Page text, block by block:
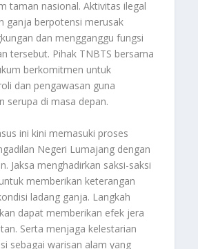
taman nasional. Aktivitas ilegal
ganja berpotensi merusak
dan mengganggu fungsi
tersebut. Pihak TNBTS bersama
berkomitmen untuk
dan pengawasan guna
serupa di masa depan.
ini kini memasuki proses
Negeri Lumajang dengan
Jaksa menghadirkan saksi-saksi
memberikan keterangan
ladang ganja. Langkah
dapat memberikan efek jera
Serta menjaga kelestarian
sebagai warisan alam yang